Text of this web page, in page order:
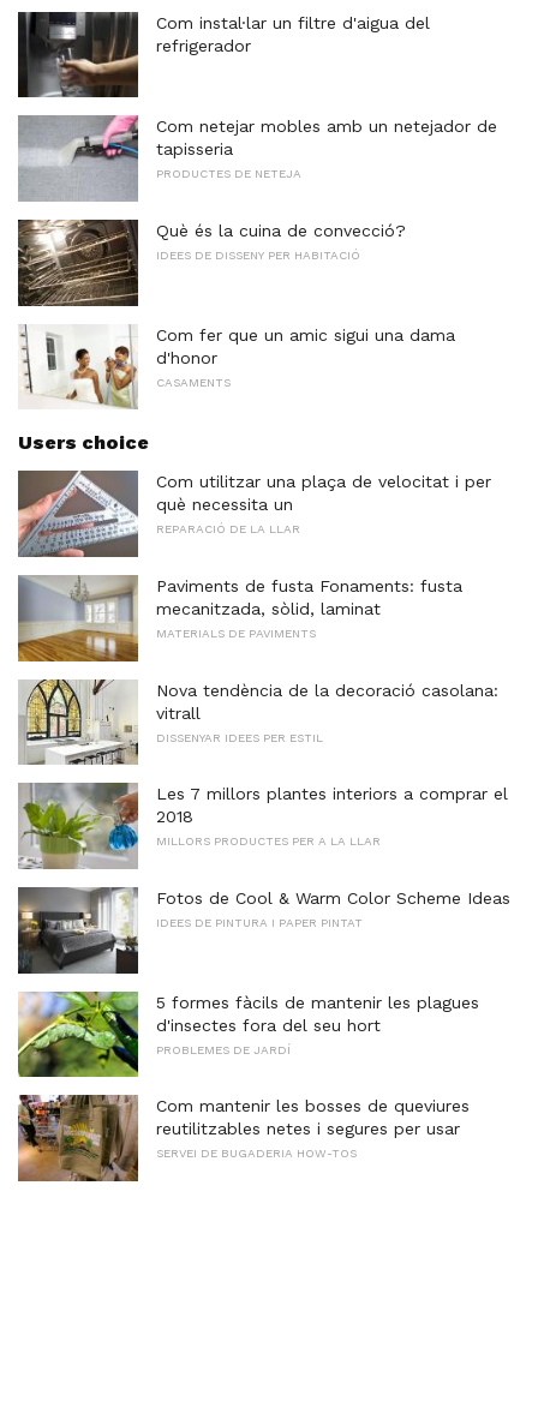
Com instal·lar un filtre d'aigua del
refrigerador
Com netejar mobles amb un netejador de
tapisseria
PRODUCTES DE NETEJA
Què és la cuina de convecció?
IDEES DE DISSENY PER HABITACIÓ
Com fer que un amic sigui una dama
d'honor
CASAMENTS
Users choice
Com utilitzar una plaça de velocitat i per
què necessita un
REPARACIÓ DE LA LLAR
Paviments de fusta Fonaments: fusta
mecanitzada, sòlid, laminat
MATERIALS DE PAVIMENTS
Nova tendència de la decoració casolana:
vitrall
DISSENYAR IDEES PER ESTIL
Les 7 millors plantes interiors a comprar el
2018
MILLORS PRODUCTES PER A LA LLAR
Fotos de Cool & Warm Color Scheme Ideas
IDEES DE PINTURA I PAPER PINTAT
5 formes fàcils de mantenir les plagues
d'insectes fora del seu hort
PROBLEMES DE JARDÍ
Com mantenir les bosses de queviures
reutilitzables netes i segures per usar
SERVEI DE BUGADERIA HOW-TOS